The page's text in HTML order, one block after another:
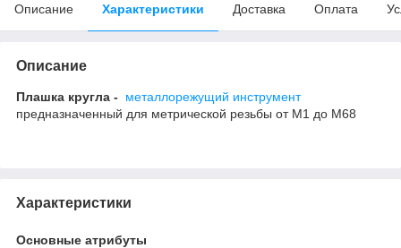
Описание Характеристики Доставка Оплата
Описание
Плашка кругла -
металлорежущий инструмент
предназначенный для метрической резьбы от М1 до М68
Характеристики
Основные атрибуты